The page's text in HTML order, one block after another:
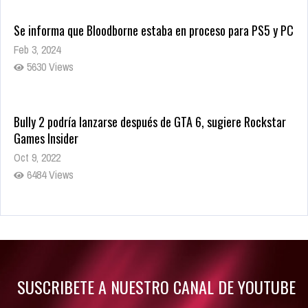
Se informa que Bloodborne estaba en proceso para PS5 y PC
Feb 3, 2024
5630 Views
Bully 2 podría lanzarse después de GTA 6, sugiere Rockstar
Games Insider
Oct 9, 2022
6484 Views
Rumor: Se filtran los primeros detalles de Resident Evil 9
SUSCRIBETE A NUESTRO CANAL DE YOUTUBE